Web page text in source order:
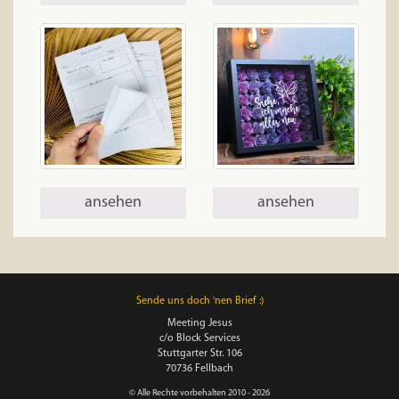
ansehen ansehen
Sende uns doch 'nen Brief :)
Meeting Jesus
c/o Block Services
Stuttgarter Str. 106
70736 Fellbach
© Alle Rechte vorbehalten 2010 - 2026